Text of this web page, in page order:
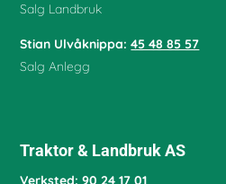
Salg Landbruk
Stian Ulvåknippa:45 48 85 57
Salg Anlegg
Traktor & Landbruk AS
Verksted:90 24 17 01